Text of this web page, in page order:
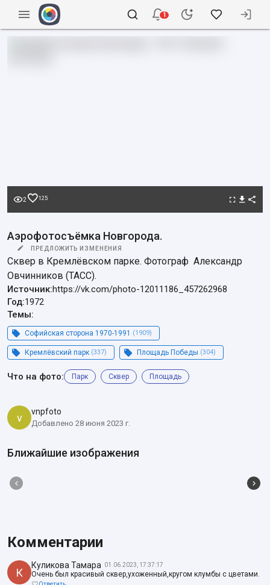
1
2 125
Аэрофотосъёмка Новгорода.
ПРЕДЛОЖИТЬ ИЗМЕНЕНИЯ
Сквер в Кремлёвском парке. Фотограф  Александр
Овчинников (ТАСС).
Источник:https://vk.com/photo-12011186_457262968
Год:1972
Темы:
Софийская сторона 1970-1991 (1909)
Кремлёвский парк (337) Площадь Победы (304)
Что на фото: Парк Сквер Площадь
v vnpfoto
Добавлено 28 июня 2023 г.
Ближайшие изображения
Комментарии
К
Куликова Тамара 01.06.2023, 17:37:17
Очень был красивый сквер,ухоженный,кругом клумбы с цветами.